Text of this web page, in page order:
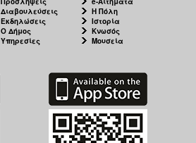
Διαβουλεύσεις
Εκδηλώσεις
Ο Δήμος
Υπηρεσίες
Η Πόλη
Ιστορία
Κνωσός
Μουσεία